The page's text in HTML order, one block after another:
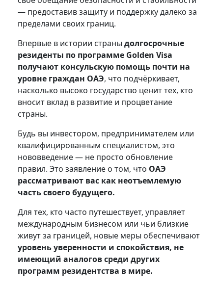
— предоставив защиту и поддержку далеко за
пределами своих границ.
Впервые в истории страны долгосрочные
резиденты по программе Golden Visa
получают консульскую помощь почти на
уровне граждан ОАЭ, что подчёркивает,
насколько высоко государство ценит тех, кто
вносит вклад в развитие и процветание
страны.
Будь вы инвестором, предпринимателем или
квалифицированным специалистом, это
нововведение — не просто обновление
правил. Это заявление о том, что ОАЭ
рассматривают вас как неотъемлемую
часть своего будущего.
Для тех, кто часто путешествует, управляет
международным бизнесом или чьи близкие
живут за границей, новые меры обеспечивают
уровень уверенности и спокойствия, не
имеющий аналогов среди других
программ резидентства в мире.